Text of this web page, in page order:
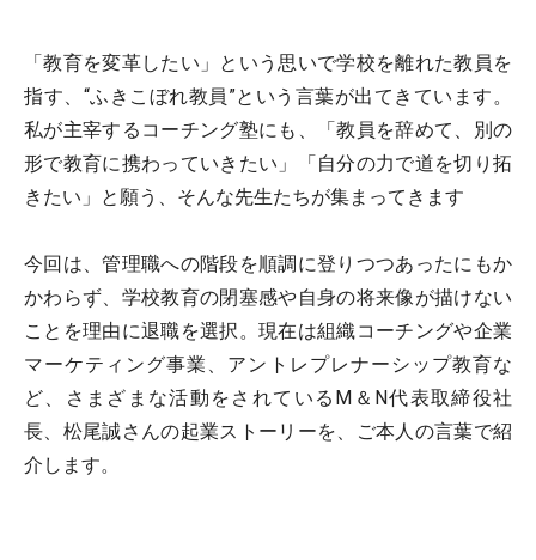
「教育を変革したい」という思いで学校を離れた教員を
指す、“ふきこぼれ教員”という言葉が出てきています。
私が主宰するコーチング塾にも、「教員を辞めて、別の
形で教育に携わっていきたい」「自分の力で道を切り拓
きたい」と願う、そんな先生たちが集まってきます
今回は、管理職への階段を順調に登りつつあったにもか
かわらず、学校教育の閉塞感や自身の将来像が描けない
ことを理由に退職を選択。現在は組織コーチングや企業
マーケティング事業、アントレプレナーシップ教育な
ど、さまざまな活動をされているM＆N代表取締役社
長、松尾誠さんの起業ストーリーを、ご本人の言葉で紹
介します。